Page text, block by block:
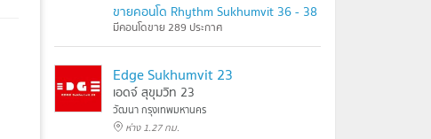
ขายคอนโด Rhythm Sukhumvit 36 - 38
มีคอนโดขาย 289 ประกาศ
Edge Sukhumvit 23
เอดจ์ สุขุมวิท 23
วัฒนา กรุงเทพมหานคร
ห่าง 1.27 กม.